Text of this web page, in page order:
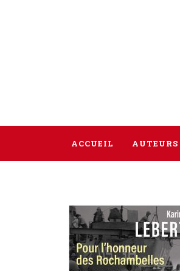
ACCUEIL AUTEURS